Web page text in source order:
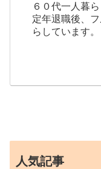
６０代一人暮ら
定年退職後、
らしています。
人気記事